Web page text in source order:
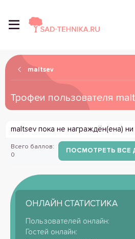
maltsev
Трофеи пользователя
maltsev пока не награждён(ена)
Всего баллов:
0
ПОСМОТРЕТЬ ВСЕ
ОНЛАЙН СТАТИСТИКА
Пользователей онлайн
Гостей онлайн